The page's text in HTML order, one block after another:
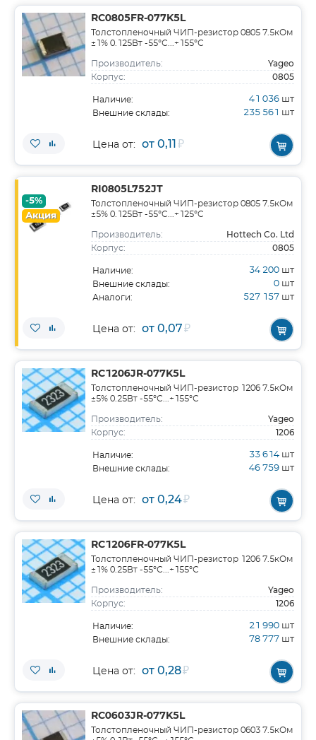
RC0805FR-077K5L
Толстопленочный ЧИП-резистор 0805 7.5кОм
±1% 0.125Вт -55°С...+155°С
Производитель: Yageo
Корпус: 0805
Наличие: 41 036 шт
Внешние склады: 235 561 шт
Цена от: от 0,11₽
-5%
Акция
RI0805L752JT
Толстопленочный ЧИП-резистор 0805 7.5кОм
±5% 0.125Вт -55°C...+125°C
Производитель: Hottech Co. Ltd
Корпус: 0805
Наличие: 34 200 шт
Внешние склады: 0 шт
Аналоги: 527 157 шт
Цена от: от 0,07₽
RC1206JR-077K5L
Толстопленочный ЧИП-резистор 1206 7.5кОм
±5% 0.25Вт -55°С...+155°С
Производитель: Yageo
Корпус: 1206
Наличие: 33 614 шт
Внешние склады: 46 759 шт
Цена от: от 0,24₽
RC1206FR-077K5L
Толстопленочный ЧИП-резистор 1206 7.5кОм
±1% 0.25Вт -55°С...+155°С
Производитель: Yageo
Корпус: 1206
Наличие: 21 990 шт
Внешние склады: 78 777 шт
Цена от: от 0,28₽
RC0603JR-077K5L
Толстопленочный ЧИП-резистор 0603 7.5кОм